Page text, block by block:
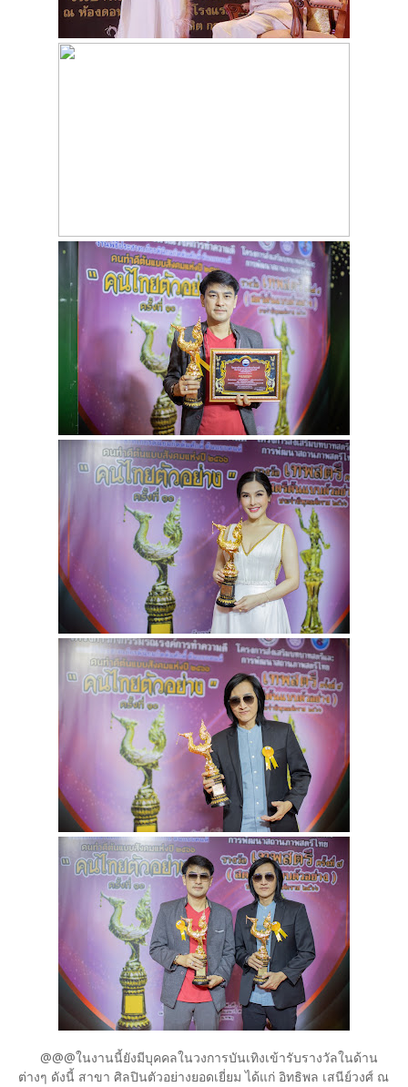
@@@ในงานนี้ยังมีบุคคลในวงการบันเทิงเข้ารับรางวัลในด้าน
ต่างๆ ดังนี้ สาขา ศิลปินตัวอย่างยอดเยี่ยม ได้แก่ อิทธิพล เสนีย์วงศ์ ณ